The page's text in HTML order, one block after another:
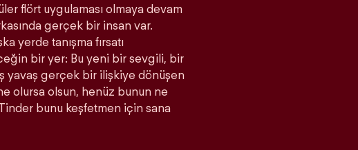
flört uygulaması olmaya devam
gerçek bir insan var.
yerde tanışma fırsatı
bir yer: Bu yeni bir sevgili, bir
yavaş gerçek bir ilişkiye dönüşen
olursa olsun, henüz bunun ne
bunu keşfetmen için sana